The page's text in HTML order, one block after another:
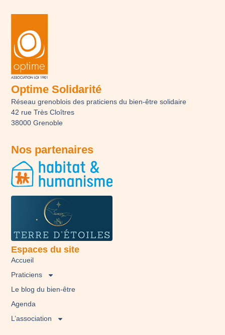
Optime Solidarité
Réseau grenoblois des praticiens du bien-être solidaire
42 rue Très Cloîtres
38000 Grenoble
Nos partenaires
Espaces du site
Accueil
Praticiens
Le blog du bien-être
Agenda
L’association